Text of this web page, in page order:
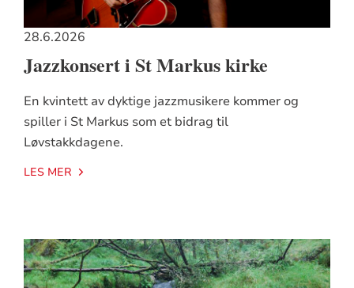
28.6.2026
Jazzkonsert i St Markus kirke
En kvintett av dyktige jazzmusikere kommer og
spiller i St Markus som et bidrag til
Løvstakkdagene.
LES MER